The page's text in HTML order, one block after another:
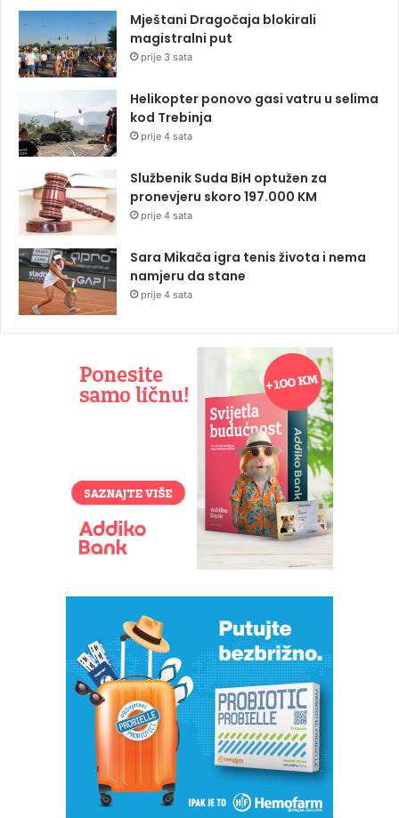
Mještani Dragočaja blokirali
magistralni put
prije 3 sata
Helikopter ponovo gasi vatru u selima
kod Trebinja
prije 4 sata
Službenik Suda BiH optužen za
pronevjeru skoro 197.000 KM
prije 4 sata
Sara Mikača igra tenis života i nema
namjeru da stane
prije 4 sata